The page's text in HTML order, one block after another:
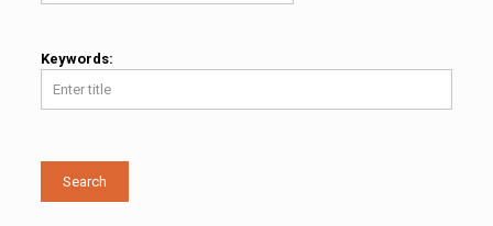
Keywords:
Search